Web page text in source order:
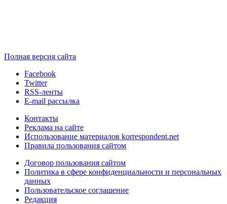
Полная версия сайта
Facebook
Twitter
RSS-ленты
E-mail рассылка
Контакты
Реклама на сайте
Использование материалов korrespondent.net
Правила пользования сайтом
Договор пользования сайтом
Политика в сфере конфиденциальности и персональных
данных
Пользовательское соглашение
Редакция